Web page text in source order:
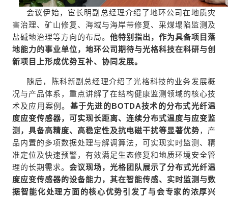
会议伊始，宦长明副总经理介绍了地环公司在地质灾
害治理、矿山修复、海域与海岸带修复、采煤塌陷监测及
盐碱地治理等方向的布局。 他特别指出，作为具备项目落
地能力的事业单位，地环公司期待与光格科技在科研与创
新项目上形成优势互补、协同发展。
随后，陈科新副总经理介绍了光格科技的业务发展概
况与产品体系，重点讲解了在结构健康监测领域的核心技
术及应用案例。 基于先进的BOTDA技术的分布式光纤温
度应变传感器，可实现长距离、连续分布式温度与应变监
测，具备高精度、高稳定性及抗电磁干扰等显著优势，产
品内置的多项数据处理与解调算法，可实现实时监测、精
准定位及快速预警，有效满足生态修复和地质环境安全管
理的长期需求。 会议现场，光格团队展示了分布式光纤温
度应变传感器的设备能力，其在智能传感、实时监测与数
据智能化处理方面的核心优势引发了与会专家的浓厚兴